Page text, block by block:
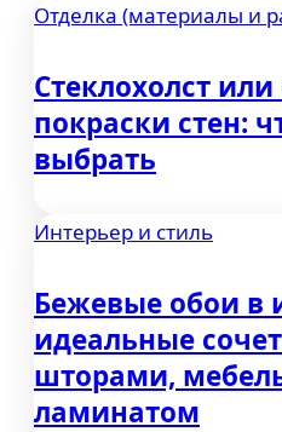
Отделка (материалы и
Стеклохолст
покраски стен:
выбрать
Интерьер и стиль
Бежевые обои в
идеальные
шторами,
ламинатом